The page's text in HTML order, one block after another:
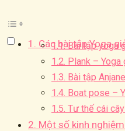
1. Các bài tập Yoga
1.1. Bài tập yoga
1.2. Plank –
1.3. Bài tập
1.4. Boat pose –
1.5. Tư thế cái
2. Một số kinh